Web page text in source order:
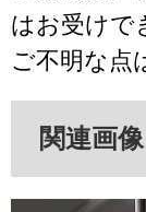
はお受けで
ご不明な点
関連画像